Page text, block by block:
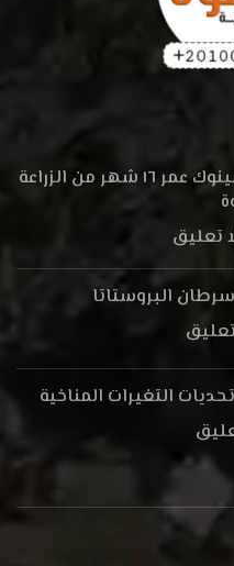
مزرعة مانجو مهاشينوك عمر ١٦ شهر من الزراعة
تعليق
البروستاتا
التغيرات المناخية